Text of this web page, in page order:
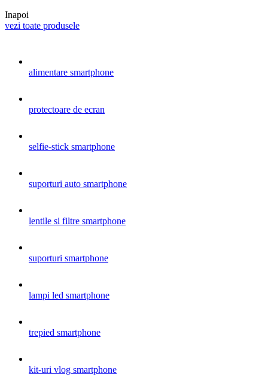
Inapoi
vezi toate produsele
alimentare smartphone
protectoare de ecran
selfie-stick smartphone
suporturi auto smartphone
lentile si filtre smartphone
suporturi smartphone
lampi led smartphone
trepied smartphone
kit-uri vlog smartphone